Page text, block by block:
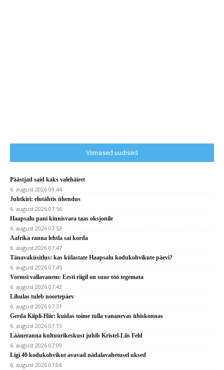
Viimased uudised
Päästjad said kaks valehäiret
6. august 2026 09:44
Juhtkiri: elutähtis ühendus
6. august 2026 07:56
Haapsalu pani kinnisvara taas oksjonile
6. august 2026 07:53
Aafrika ranna lehtla sai korda
6. august 2026 07:47
Tänavaküsitlus: kas külastate Haapsalu kodukohvikute päevi?
6. august 2026 07:45
Vormsi vallavanem: Eesti riigil on suur töö tegemata
6. august 2026 07:42
Lihulas tuleb noortepäev
6. august 2026 07:31
Gerda Kiipli-Hiir: kuidas toime tulla vananevas ühiskonnas
6. august 2026 07:13
Lääneranna kultuurikeskust juhib Kristel-Liis Feld
6. august 2026 07:09
Ligi 40 kodukohvikut avavad nädalavahetusel uksed
6. august 2026 07:06